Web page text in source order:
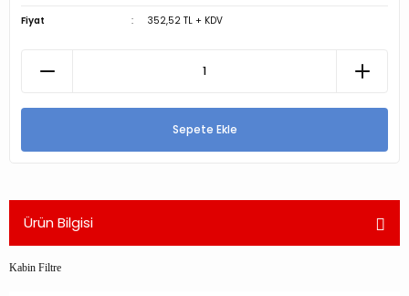
Fiyat 352,52 TL + KDV
Sepete Ekle
Ürün Bilgisi
Kabin Filtre